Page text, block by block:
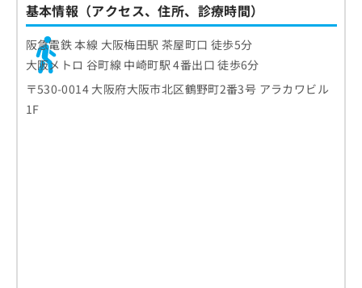
基本情報（アクセス、住所、診療時間）
阪急電鉄 本線 大阪梅田駅 茶屋町口 徒歩5分
大阪メトロ 谷町線 中崎町駅 4番出口 徒歩6分
〒530-0014 大阪府大阪市北区鶴野町2番3号 アラカワビル
1F